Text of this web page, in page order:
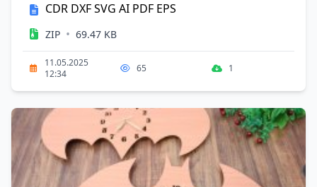
CDR DXFSVG AI PDF EPS
ZIP • 69.47 KB
11.05.2025
12:34
65 1